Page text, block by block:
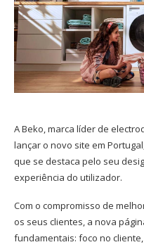
A Beko, marca líder de
lançar o novo site em
que se destaca pelo seu
experiência do utilizador.
Com o compromisso de
os seus clientes, a nova
fundamentais: foco no